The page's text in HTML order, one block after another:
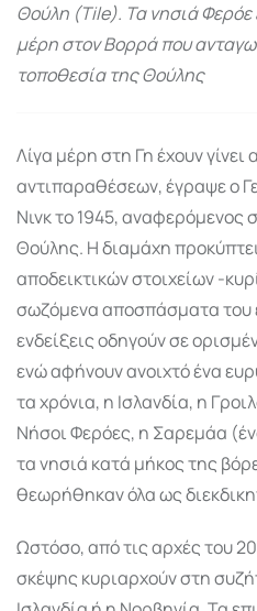
Θούλη (Tile). Τα νησιά Φερόε
μέρη στον Βορρά που
τοποθεσία της Θούλης
Λίγα μέρη στη Γη έχουν γίνει
αντιπαραθέσεων, έγραψε ο
Νινκ το 1945, αναφερόμενος
Θούλης. Η διαμάχη
αποδεικτικών στοιχείων -
σωζόμενα αποσπάσματα του
ενδείξεις οδηγούν σε
ενώ αφήνουν ανοιχτό ένα
τα χρόνια, η Ισλανδία, η
Νήσοι Φερόες, η Σαρεμάα
τα νησιά κατά μήκος της
θεωρήθηκαν όλα ως
Ωστόσο, από τις αρχές του
σκέψης κυριαρχούν στη